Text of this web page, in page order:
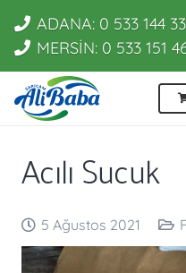
ADANA: 0 533 144
MERSİN: 0 533 151
Acılı Sucuk
5 Ağustos 2021